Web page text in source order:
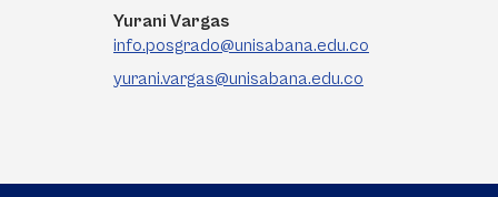
Yurani Vargas
info.posgrado@unisabana.edu.co
yurani.vargas@unisabana.edu.co